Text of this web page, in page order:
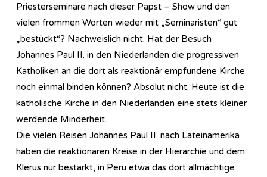
Priesterseminare nach dieser Papst – Show und den
vielen frommen Worten wieder mit „Seminaristen“ gut
„bestückt“? Nachweislich nicht. Hat der Besuch
Johannes Paul II. in den Niederlanden die progressiven
Katholiken an die dort als reaktionär empfundene Kirche
noch einmal binden können? Absolut nicht. Heute ist die
katholische Kirche in den Niederlanden eine stets kleiner
werdende Minderheit.
Die vielen Reisen Johannes Paul II. nach Lateinamerika
haben die reaktionären Kreise in der Hierarchie und dem
Klerus nur bestärkt, in Peru etwa das dort allmächtige